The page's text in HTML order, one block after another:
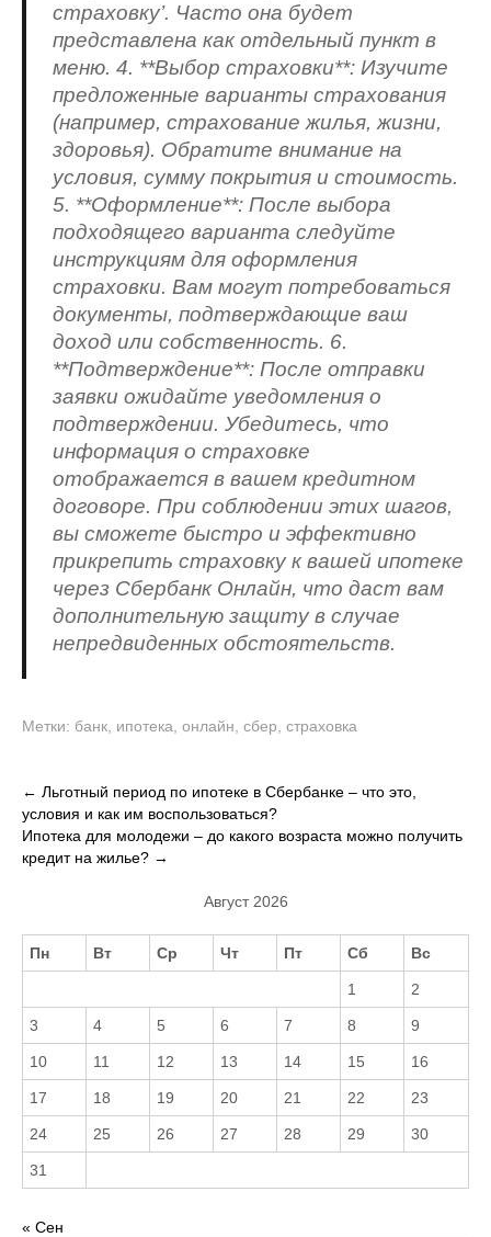
страховку’. Часто она будет
представлена как отдельный пункт в
меню. 4. **Выбор страховки**: Изучите
предложенные варианты страхования
(например, страхование жилья, жизни,
здоровья). Обратите внимание на
условия, сумму покрытия и стоимость.
5. **Оформление**: После выбора
подходящего варианта следуйте
инструкциям для оформления
страховки. Вам могут потребоваться
документы, подтверждающие ваш
доход или собственность. 6.
**Подтверждение**: После отправки
заявки ожидайте уведомления о
подтверждении. Убедитесь, что
информация о страховке
отображается в вашем кредитном
договоре. При соблюдении этих шагов,
вы сможете быстро и эффективно
прикрепить страховку к вашей ипотеке
через Сбербанк Онлайн, что даст вам
дополнительную защиту в случае
непредвиденных обстоятельств.
Метки: банк ипотека онлайн сбер страховка
Навигация
по
записям
← Льготный период по ипотеке в Сбербанке – что это,
условия и как им воспользоваться?
Ипотека для молодежи – до какого возраста можно получить
кредит на жилье? →
Август 2026
Пн Вт Ср Чт Пт Сб Вс
1 2
3 4 5 6 7 8 9
10 11 12 13 14 15 16
17 18 19 20 21 22 23
24 25 26 27 28 29 30
31
« Сен